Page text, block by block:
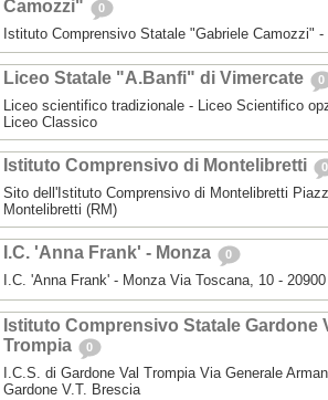
Camozzi"
0
Istituto Comprensivo Statale "Gabriele Camozzi"
Liceo Statale "A.Banfi" di Vimercate 0
Liceo scientifico tradizionale - Liceo Scientifico
Liceo Classico
Istituto Comprensivo di Montelibretti 0
Sito dell'Istituto Comprensivo di Montelibretti
Montelibretti (RM)
I.C. 'Anna Frank' - Monza 0
I.C. 'Anna Frank' - Monza Via Toscana, 10 -
Istituto Comprensivo Statale Gardone
Trompia
0
I.C.S. di Gardone Val Trompia Via Generale
Gardone V.T. Brescia